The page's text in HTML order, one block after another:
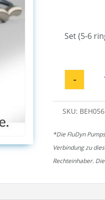
Set (5-6
-
SKU:
*Die FluDyn
Verbindung zu
Rechteinhaber.